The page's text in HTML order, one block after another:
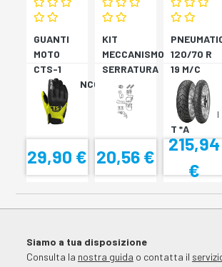
GUANTI
MOTO
CTS-1
NERO/BIANCO
29,90 €
KIT
MECCANISMO
SERRATURA
SH33
SH34
20,56 €
120/70 R
19 M/C
60V TL
???
SCORPION
T *A
215,94
€
Siamo a tua disposizione
Consulta la nostra guida o contatta il